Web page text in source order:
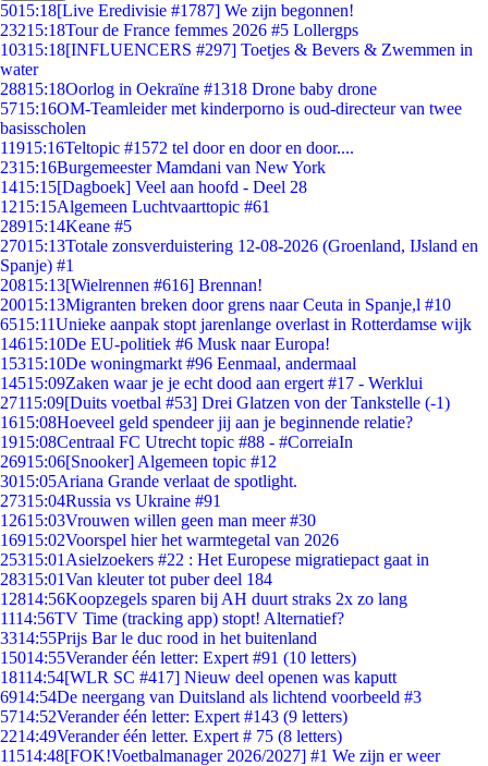
5015:18[Live Eredivisie #1787] We zijn begonnen!
23215:18Tour de France femmes 2026 #5 Lollergps
10315:18[INFLUENCERS #297] Toetjes & Bevers & Zwemmen in
water
28815:18Oorlog in Oekraïne #1318 Drone baby drone
5715:16OM-Teamleider met kinderporno is oud-directeur van twee
basisscholen
11915:16Teltopic #1572 tel door en door en door....
2315:16Burgemeester Mamdani van New York
1415:15[Dagboek] Veel aan hoofd - Deel 28
1215:15Algemeen Luchtvaarttopic #61
28915:14Keane #5
27015:13Totale zonsverduistering 12-08-2026 (Groenland, IJsland en
Spanje) #1
20815:13[Wielrennen #616] Brennan!
20015:13Migranten breken door grens naar Ceuta in Spanje,l #10
6515:11Unieke aanpak stopt jarenlange overlast in Rotterdamse wijk
14615:10De EU-politiek #6 Musk naar Europa!
15315:10De woningmarkt #96 Eenmaal, andermaal
14515:09Zaken waar je je echt dood aan ergert #17 - Werklui
27115:09[Duits voetbal #53] Drei Glatzen von der Tankstelle (-1)
1615:08Hoeveel geld spendeer jij aan je beginnende relatie?
1915:08Centraal FC Utrecht topic #88 - #CorreiaIn
26915:06[Snooker] Algemeen topic #12
3015:05Ariana Grande verlaat de spotlight.
27315:04Russia vs Ukraine #91
12615:03Vrouwen willen geen man meer #30
16915:02Voorspel hier het warmtegetal van 2026
25315:01 Asielzoekers #22 : Het Europese migratiepact gaat in
28315:01Van kleuter tot puber deel 184
12814:56Koopzegels sparen bij AH duurt straks 2x zo lang
1114:56TV Time (tracking app) stopt! Alternatief?
3314:55Prijs Bar le duc rood in het buitenland
15014:55Verander één letter: Expert #91 (10 letters)
18114:54[WLR SC #417] Nieuw deel openen was kaputt
6914:54De neergang van Duitsland als lichtend voorbeeld #3
5714:52Verander één letter: Expert #143 (9 letters)
2214:49Verander één letter. Expert # 75 (8 letters)
11514:48[FOK!Voetbalmanager 2026/2027] #1 We zijn er weer